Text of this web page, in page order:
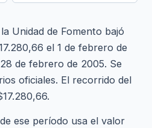
Unidad de Fomento bajó
el 1 de febrero de
de febrero de 2005. Se
oficiales. El recorrido del
ese período usa el valor